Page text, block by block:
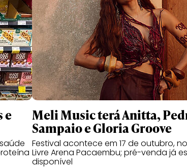
e Meli Music terá Anitta,
Sampaio e Gloria Groove
Festival acontece em 17 de outubro,
Livre Arena Pacaembu; pré-venda já
disponível